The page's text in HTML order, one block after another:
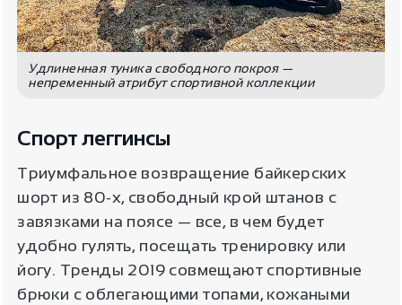
Удлиненная туника свободного покроя —
непременный атрибут спортивной коллекции
Спорт леггинсы
Триумфальное возвращение байкерских
шорт из 80-х, свободный крой штанов с
завязками на поясе — все, в чем будет
удобно гулять, посещать тренировку или
йогу. Тренды 2019 совмещают спортивные
брюки с облегающими топами, кожаными